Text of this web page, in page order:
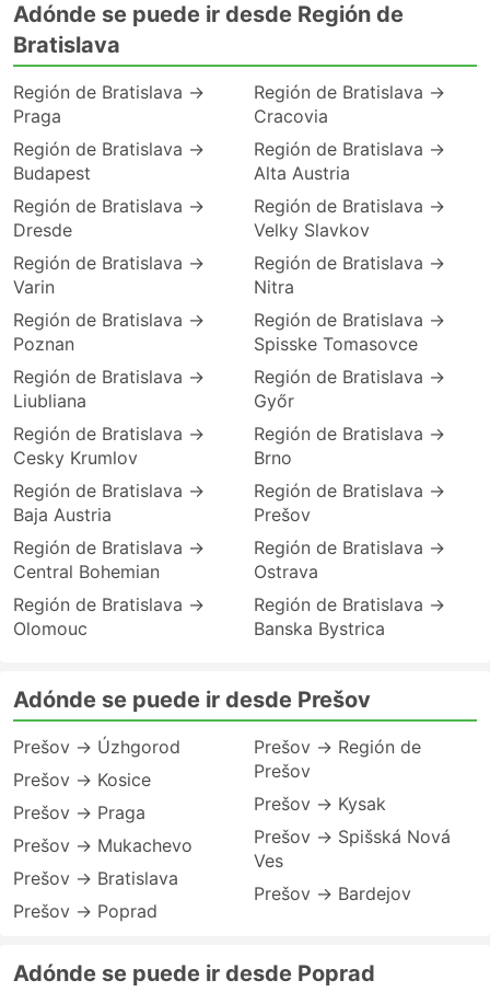
Adónde se puede ir desde Región de
Bratislava
Región de Bratislava →
Praga
Región de Bratislava →
Budapest
Región de Bratislava →
Dresde
Región de Bratislava →
Varin
Región de Bratislava →
Poznan
Región de Bratislava →
Liubliana
Región de Bratislava →
Cesky Krumlov
Región de Bratislava →
Baja Austria
Región de Bratislava →
Central Bohemian
Región de Bratislava →
Olomouc
Región de Bratislava →
Cracovia
Región de Bratislava →
Alta Austria
Región de Bratislava →
Velky Slavkov
Región de Bratislava →
Nitra
Región de Bratislava →
Spisske Tomasovce
Región de Bratislava →
Győr
Región de Bratislava →
Brno
Región de Bratislava →
Prešov
Región de Bratislava →
Ostrava
Región de Bratislava →
Banska Bystrica
Adónde se puede ir desde Prešov
Prešov → Úzhgorod
Prešov → Kosice
Prešov → Praga
Prešov → Mukachevo
Prešov → Bratislava
Prešov → Poprad
Prešov → Región de
Prešov
Prešov → Kysak
Prešov → Spišská Nová
Ves
Prešov → Bardejov
Adónde se puede ir desde Poprad